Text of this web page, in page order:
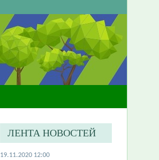
ЛЕНТА НОВОСТЕЙ
19.11.2020 12:00